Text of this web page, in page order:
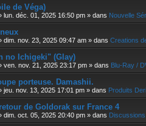
de Véga)
lun. déc. 01, 2025 16:50 pm » dans Nouvelle
dim. nov. 23, 2025 09:47 am » dans Creations
no Ichigeki" (Glay)
ven. nov. 21, 2025 23:17 pm » dans Blu-Ray /
porteuse. Damashii.
jeu. nov. 13, 2025 17:01 pm » dans Produits
de Goldorak sur France 4
dim. oct. 05, 2025 20:40 pm » dans